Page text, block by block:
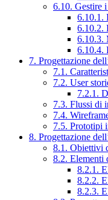
6.10. Gestire
6.10.1.
6.10.2.
6.10.3.
6.10.4.
7. Progettazione
7.1.
7.2. User
7.2.1.
7.3. Flussi di
7.4.
7.5. Prototipi
8. Progettazione
8.1. Obiettivi
8.2. Elementi
8.2.1.
8.2.2.
8.2.3.